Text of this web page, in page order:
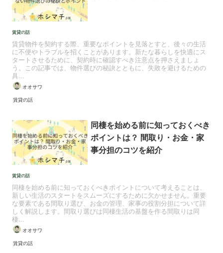
賃貸の話
賃貸物件を契約する際、重要なポイントを見落とすと、後々の生活
に不便やトラブルを招くことがあります。新たな暮らしを快適にス
タートさせるために、契約時に確認すべき注意点を押さえましょ
う。この記事では、物件選びの秘訣とともに、失敗を避けるための
具...
オオサワ
賃貸の話
賃貸の話
同棲を始める前に知っておくべき
ポイントは？ 間取り・お金・家
事分担のコツを紹介
同棲を始める前に知っておくべきポイントについて考えることは、
新しい生活のスタートをスムーズにするために欠かせません。重要
な要素である間取り選び、お金の管理、家事の役割分担について詳
しく解説します。間取り選びは同棲生活の基盤を作る間取りは同
棲...
オオサワ
賃貸の話